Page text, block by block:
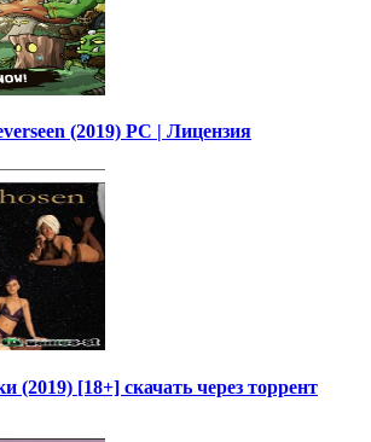
(2019) PC | Лицензия
(2019) [18+] скачать через торрент